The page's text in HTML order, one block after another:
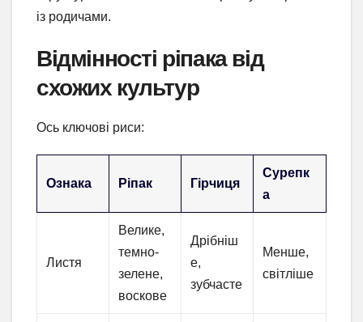
із родичами.
Відмінності ріпака від
схожих культур
Ось ключові риси:
Ознака Ріпак Гірчиця
Сурепк
а
Листя
Велике,
темно-
зелене,
воскове
Дрібніш
е,
зубчасте
Менше,
світліше